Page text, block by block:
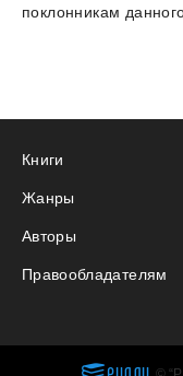
поклонникам
Книги
Жанры
Авторы
Правообладателям